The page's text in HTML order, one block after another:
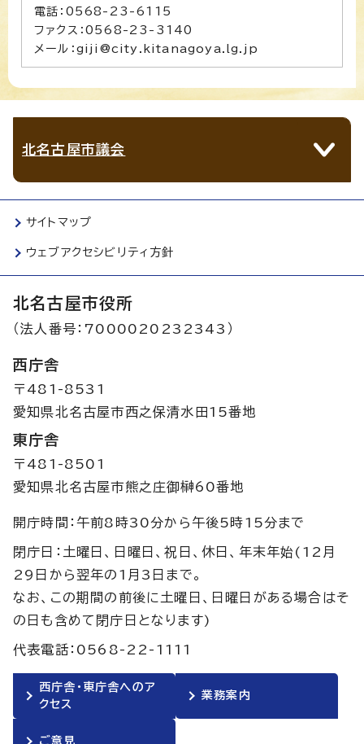
電話：0568-23-6115
ファクス：0568-23-3140
メール：giji@city.kitanagoya.lg.jp
北名古屋市議会
サイトマップ
ウェブアクセシビリティ方針
北名古屋市役所
（法人番号：7000020232343）
西庁舎
〒481-8531
愛知県北名古屋市西之保清水田15番地
東庁舎
〒481-8501
愛知県北名古屋市熊之庄御榊60番地
開庁時間：午前8時30分から午後5時15分まで
閉庁日：土曜日、日曜日、祝日、休日、年末年始(12月
29日から翌年の1月3日まで。
なお、この期間の前後に土曜日、日曜日がある場合はそ
の日も含めて閉庁日となります)
代表電話：0568-22-1111
西庁舎・東庁舎へのア
クセス
業務案内
ご意見